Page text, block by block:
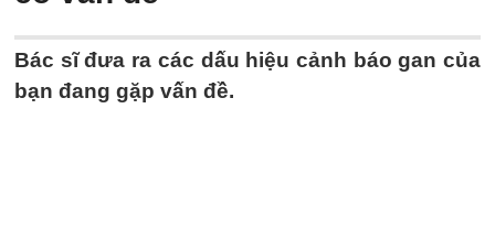
Bác sĩ đưa ra các dấu hiệu cảnh báo gan của
bạn đang gặp vấn đề.